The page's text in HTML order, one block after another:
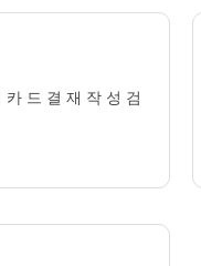
드 결 재 작 성 검